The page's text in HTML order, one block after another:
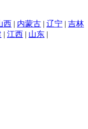
西 内蒙古 辽宁
吉林
江西 山东